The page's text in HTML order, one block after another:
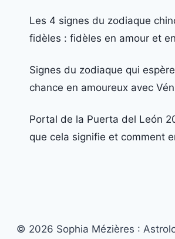
Les 4 signes du zodiaque
fidèles : fidèles en amour et
Signes du zodiaque qui
chance en amoureux avec
Portal de la Puerta del León
que cela signifie et comment
© 2026 Sophia Mézières :